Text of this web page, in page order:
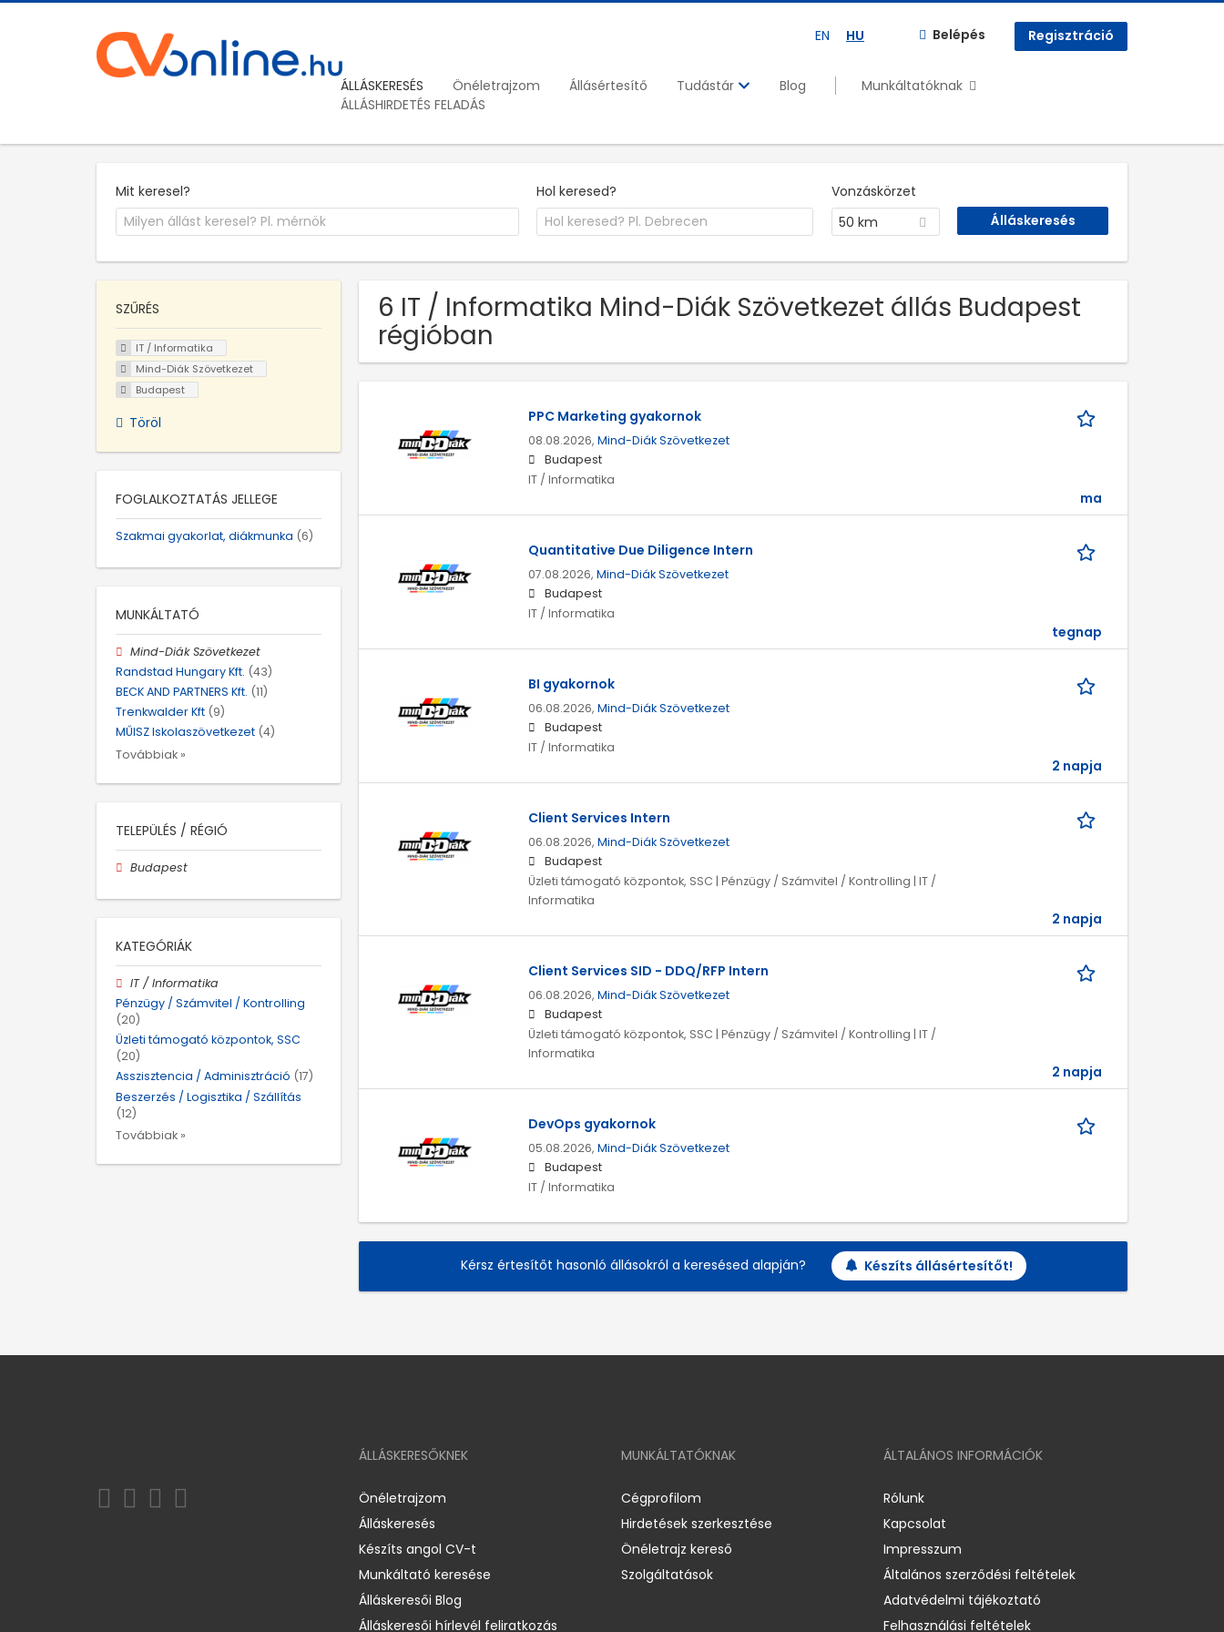
EN HU Belépés Regisztráció
ÁLLÁSKERESÉS Önéletrajzom Állásértesítő Tudástár Blog
Munkáltatóknak
ÁLLÁSHIRDETÉS FELADÁS
Mit keresel? Hol keresed?
Vonzáskörzet
50 km
6 IT / Informatika Mind-Diák Szövetkezet állás Budapest
régióban
PPC Marketing gyakornok
08.08.2026, Mind-Diák Szövetkezet
Budapest
IT / Informatika
ma
Quantitative Due Diligence Intern
07.08.2026, Mind-Diák Szövetkezet
Budapest
IT / Informatika
tegnap
BI gyakornok
06.08.2026, Mind-Diák Szövetkezet
Budapest
IT / Informatika
2 napja
Client Services Intern
06.08.2026, Mind-Diák Szövetkezet
Budapest
Üzleti támogató központok, SSC | Pénzügy / Számvitel / Kontrolling | IT /
Informatika
2 napja
Client Services SID - DDQ/RFP Intern
06.08.2026, Mind-Diák Szövetkezet
Budapest
Üzleti támogató központok, SSC | Pénzügy / Számvitel / Kontrolling | IT /
Informatika
2 napja
DevOps gyakornok
05.08.2026, Mind-Diák Szövetkezet
Budapest
IT / Informatika
Kérsz értesítőt hasonló állásokról a keresésed alapján? Készíts állásértesítőt!
SZŰRÉS
IT / Informatika
Mind-Diák Szövetkezet
Budapest
Töröl
FOGLALKOZTATÁS JELLEGE
Szakmai gyakorlat, diákmunka (6)
MUNKÁLTATÓ
Mind-Diák Szövetkezet
Randstad Hungary Kft. (43)
BECK AND PARTNERS Kft. (11)
Trenkwalder Kft (9)
MŰISZ Iskolaszövetkezet (4)
Továbbiak »
TELEPÜLÉS / RÉGIÓ
Budapest
KATEGÓRIÁK
IT / Informatika
Pénzügy / Számvitel / Kontrolling
(20)
Üzleti támogató központok, SSC
(20)
Asszisztencia / Adminisztráció (17)
Beszerzés / Logisztika / Szállítás
(12)
Továbbiak »
ÁLLÁSKERESŐKNEK
Önéletrajzom
Álláskeresés
Készíts angol CV-t
Munkáltató keresése
Álláskeresői Blog
Álláskeresői hírlevél feliratkozás
MUNKÁLTATÓKNAK
Cégprofilom
Hirdetések szerkesztése
Önéletrajz kereső
Szolgáltatások
ÁLTALÁNOS INFORMÁCIÓK
Rólunk
Kapcsolat
Impresszum
Általános szerződési feltételek
Adatvédelmi tájékoztató
Felhasználási feltételek